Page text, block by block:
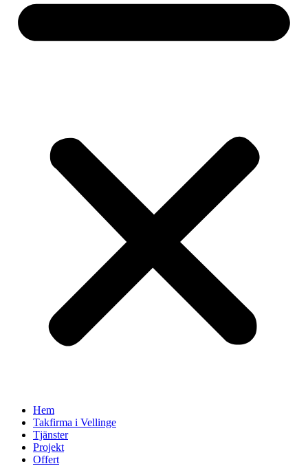
Hem
Takfirma i Vellinge
Tjänster
Projekt
Offert